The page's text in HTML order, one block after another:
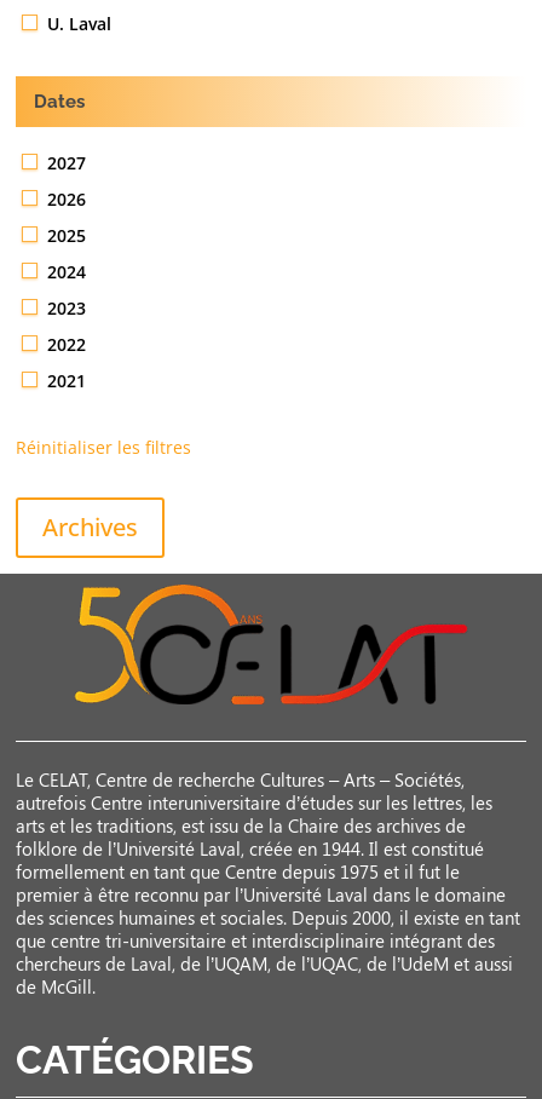
U. Laval
Dates
2027
2026
2025
2024
2023
2022
2021
Réinitialiser les filtres
Archives
Le CELAT, Centre de recherche Cultures – Arts – Sociétés,
autrefois Centre interuniversitaire d’études sur les lettres, les
arts et les traditions, est issu de la Chaire des archives de
folklore de l’Université Laval, créée en 1944. Il est constitué
formellement en tant que Centre depuis 1975 et il fut le
premier à être reconnu par l’Université Laval dans le domaine
des sciences humaines et sociales. Depuis 2000, il existe en tant
que centre tri-universitaire et interdisciplinaire intégrant des
chercheurs de Laval, de l’UQAM, de l’UQAC, de l’UdeM et aussi
de McGill.
CATÉGORIES